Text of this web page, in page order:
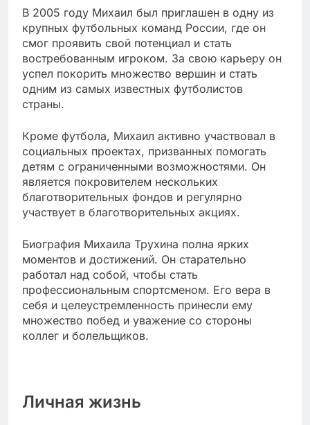
В 2005 году Михаил был приглашен в одну из
крупных футбольных команд России, где он
смог проявить свой потенциал и стать
востребованным игроком. За свою карьеру он
успел покорить множество вершин и стать
одним из самых известных футболистов
страны.
Кроме футбола, Михаил активно участвовал в
социальных проектах, призванных помогать
детям с ограниченными возможностями. Он
является покровителем нескольких
благотворительных фондов и регулярно
участвует в благотворительных акциях.
Биография Михаила Трухина полна ярких
моментов и достижений. Он старательно
работал над собой, чтобы стать
профессиональным спортсменом. Его вера в
себя и целеустремленность принесли ему
множество побед и уважение со стороны
коллег и болельщиков.
Личная жизнь